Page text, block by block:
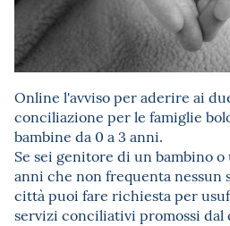
Online l'avviso per aderire ai
conciliazione per le famiglie
bambine da 0 a 3 anni.
Se sei genitore di un bambino o
anni che non frequenta nessun
città puoi fare richiesta per
servizi conciliativi promossi dal